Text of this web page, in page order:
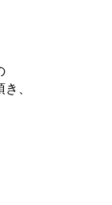
、